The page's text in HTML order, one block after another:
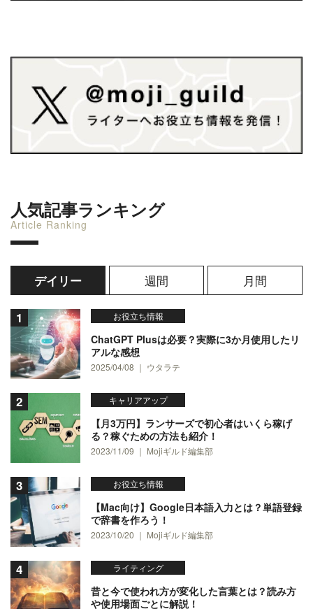
人気記事ランキング
Article Ranking
デイリー 週間 月間
お役立ち情報
ChatGPT Plusは必要？実際に3か月使用したリ
アルな感想
2025/04/08 ｜ ウタラテ
キャリアアップ
【月3万円】ランサーズで初心者はいくら稼げ
る？稼ぐための方法も紹介！
2023/11/09 ｜ Mojiギルド編集部
お役立ち情報
【Mac向け】Google日本語入力とは？単語登録
で辞書を作ろう！
2023/10/20 ｜ Mojiギルド編集部
ライティング
昔と今で使われ方が変化した言葉とは？読み方
や使用場面ごとに解説！